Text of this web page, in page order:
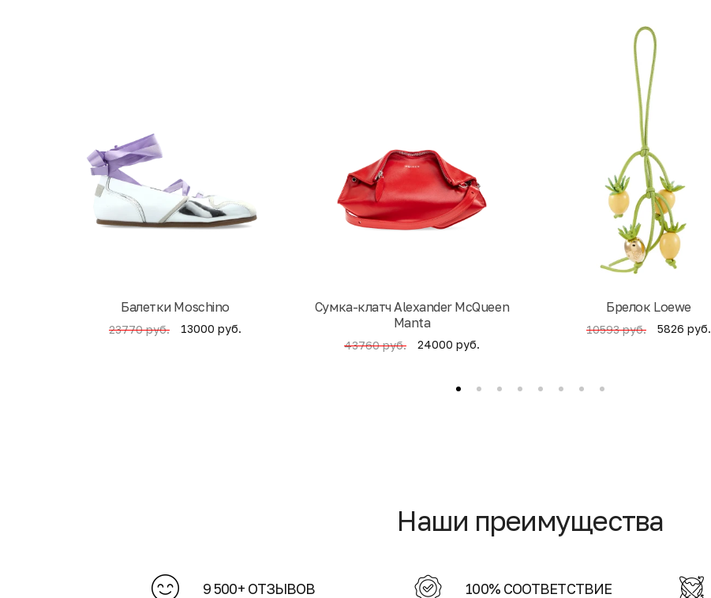
Балетки Moschino
23770 руб. 13000 руб.
Cумка-клатч Alexander McQueen
Manta
43760 руб. 24000 руб.
Брелок Loewe
10593 руб. 5826 руб.
Наши преимущества
9 500+ ОТЗЫВОВ 100% СООТВЕТСТВИЕ